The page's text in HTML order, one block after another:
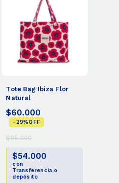
Tote Bag Ibiza Flor
Natural
$60.000
-29%OFF
$85.000
$54.000
con
Transferencia o
depósito